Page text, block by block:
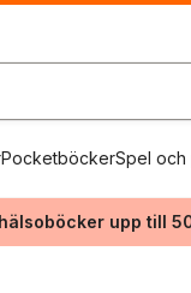
PocketböckerSpel och
upp till